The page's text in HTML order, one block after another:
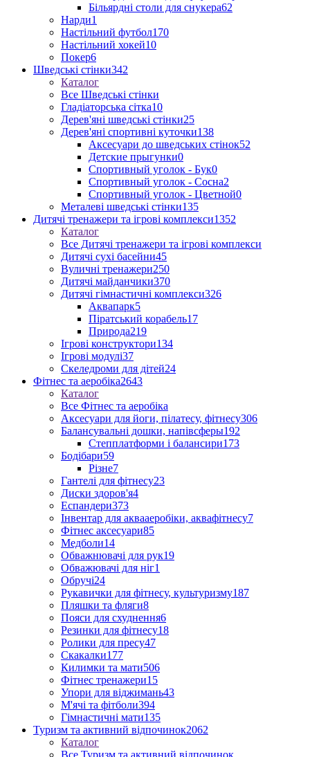
Більярдні столи для снукера62
Нарди1
Настільний футбол170
Настільний хокей10
Покер6
Шведські стінки342
Каталог
Все Шведські стінки
Гладіаторська сітка10
Дерев'яні шведські стінки25
Дерев'яні спортивні куточки138
Аксесуари до шведських стінок52
Детские прыгунки0
Спортивный уголок - Бук0
Спортивный уголок - Сосна2
Спортивный уголок - Цветной0
Металеві шведські стінки135
Дитячі тренажери та ігрові комплекси1352
Каталог
Все Дитячі тренажери та ігрові комплекси
Дитячі сухі басейни45
Вуличні тренажери250
Дитячі майданчики370
Дитячі гімнастичні комплекси326
Аквапарк5
Піратський корабель17
Природа219
Ігрові конструктори134
Ігрові модулі37
Скеледроми для дітей24
Фітнес та аеробіка2643
Каталог
Все Фітнес та аеробіка
Аксесуари для йоги, пілатесу, фітнесу306
Балансувальні дошки, напівсферы192
Степплатформи і балансири173
Бодібари59
Різне7
Гантелі для фітнесу23
Диски здоров'я4
Еспандери373
Інвентар для аквааеробіки, аквафітнесу7
Фітнес аксесуари85
Медболи14
Обважнювачі для рук19
Обважювачі для ніг1
Обручі24
Рукавички для фітнесу, культуризму187
Пляшки та фляги8
Пояси для схуднення6
Резинки для фітнесу18
Ролики для пресу47
Скакалки177
Килимки та мати506
Фітнес тренажери15
Упори для віджимань43
М'ячі та фітболи394
Гімнастичні мати135
Туризм та активний відпочинок2062
Каталог
Все Туризм та активний відпочинок